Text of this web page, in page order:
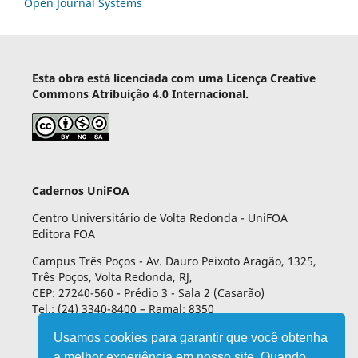
Usamos cookies para garantir que você obtenha
Open Journal Systems
Esta obra está licenciada com uma Licença Creative
Commons Atribuição 4.0 Internacional.
Cadernos UniFOA
Centro Universitário de Volta Redonda - UniFOA
Editora FOA
Campus Três Poços - Av. Dauro Peixoto Aragão, 1325,
Três Poços, Volta Redonda, RJ,
CEP: 27240-560 - Prédio 3 - Sala 2 (Casarão)
Tel.: (24) 3340-8400 – Ramal: 8350